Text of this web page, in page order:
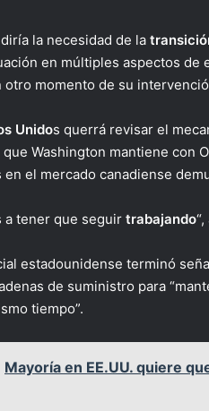
la necesidad de la
en múltiples aspectos
otro momento de su
Unidos querrá revisar el
Washington mantiene con
el mercado canadiense
a tener que seguir trabajando
estadounidense terminó
de suministro para
tiempo”.
Mayoría en EE.UU. quiere